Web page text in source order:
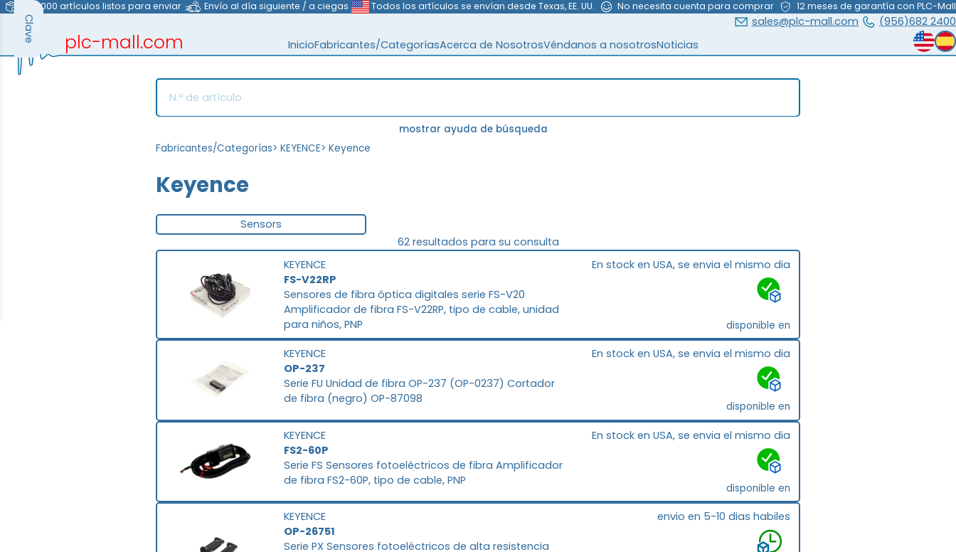
>40.000 artículos listos para enviar Envío al día siguiente / a ciegas Todos los artículos se envían desde Texas, EE. UU. No necesita cuenta para comprar 12 meses de garantía con PLC-Mall
plc-mall.com InicioFabricantes/CategoríasAcerca de NosotrosVéndanos a nosotrosNoticias
(956)682 2400
sales@plc-mall.com
mostrar ayuda de búsqueda
Fabricantes/Categorías> KEYENCE> Keyence
Keyence
Sensors
62 resultados para su consulta
KEYENCE
FS-V22RP
Sensores de fibra óptica digitales serie FS-V20
Amplificador de fibra FS-V22RP, tipo de cable, unidad
para niños, PNP
En stock en USA, se envia el mismo dia
disponible en
KEYENCE
OP-237
Serie FU Unidad de fibra OP-237 (OP-0237) Cortador
de fibra (negro) OP-87098
En stock en USA, se envia el mismo dia
disponible en
KEYENCE
FS2-60P
Serie FS Sensores fotoeléctricos de fibra Amplificador
de fibra FS2-60P, tipo de cable, PNP
En stock en USA, se envia el mismo dia
disponible en
KEYENCE
OP-26751
Serie PX Sensores fotoeléctricos de alta resistencia
envio en 5-10 dias habiles
Clave